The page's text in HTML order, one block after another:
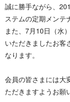
誠に勝手ながら、
ステムの定期メンテ
また、7月10日（水
いただきましたお客
なります。
会員の皆さまには大
ただきますようお願